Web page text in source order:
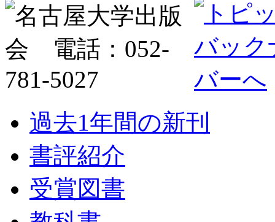
過去1年間の新刊
書評紹介
受賞図書